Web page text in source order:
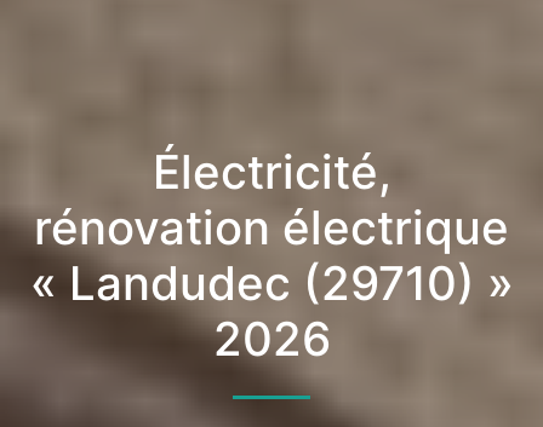
Électricité,
rénovation électrique
« Landudec (29710) »
2026